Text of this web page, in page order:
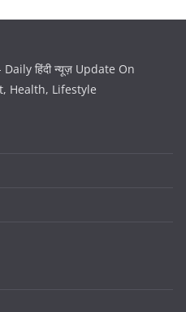
हिंदी न्यूज़ Update On
Health, Lifestyle